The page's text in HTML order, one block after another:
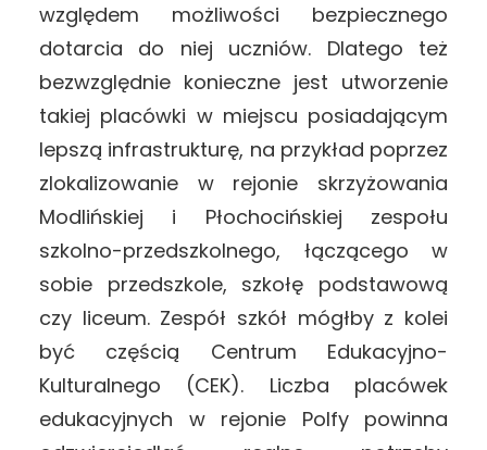
względem możliwości bezpiecznego
dotarcia do niej uczniów. Dlatego też
bezwzględnie konieczne jest utworzenie
takiej placówki w miejscu posiadającym
lepszą infrastrukturę, na przykład poprzez
zlokalizowanie w rejonie skrzyżowania
Modlińskiej i Płochocińskiej zespołu
szkolno-przedszkolnego, łączącego w
sobie przedszkole, szkołę podstawową
czy liceum. Zespół szkół mógłby z kolei
być częścią Centrum Edukacyjno-
Kulturalnego (CEK). Liczba placówek
edukacyjnych w rejonie Polfy powinna